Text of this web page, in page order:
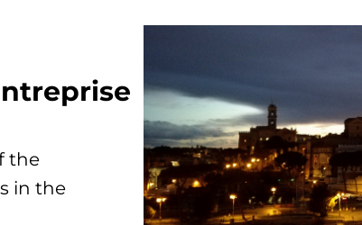
the
in the